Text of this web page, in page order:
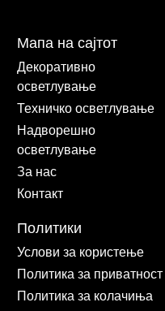
Мапа на сајтот
Декоративно
осветлување
Техничко осветлување
Надворешно
осветлување
За нас
Контакт
Политики
Услови за користење
Политика за приватност
Политика за колачиња